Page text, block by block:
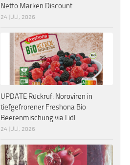
Netto Marken Discount
24 JULI, 2026
UPDATE Rückruf: Noroviren in
tiefgefrorener Freshona Bio
Beerenmischung via Lidl
24 JULI, 2026